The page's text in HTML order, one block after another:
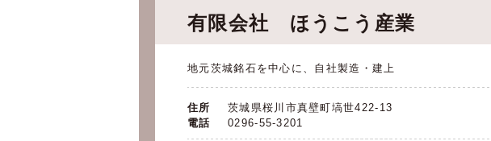
有限会社 ほうこう産業
地元茨城銘石を中心に、自社製造・建上
住所
茨城県桜川市真壁町塙世422-13
電話
0296-55-3201